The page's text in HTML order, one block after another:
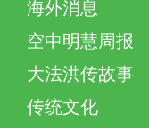
海外消息
空中明慧周报
大法洪传故事
传统文化